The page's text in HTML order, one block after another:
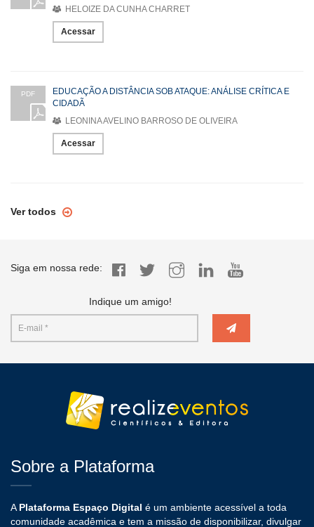
HELOIZE DA CUNHA CHARRET
Acessar
PDF
EDUCAÇÃO A DISTÂNCIA SOB ATAQUE: ANÁLISE CRÍTICA E
CIDADÃ
LEONINA AVELINO BARROSO DE OLIVEIRA
Acessar
Ver todos
Siga em nossa rede:
Indique um amigo!
Sobre a Plataforma
A Plataforma Espaço Digital é um ambiente acessível a toda
comunidade acadêmica e tem a missão de disponibilizar, divulgar